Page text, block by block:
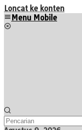
Loncat ke konten
Menu Mobile